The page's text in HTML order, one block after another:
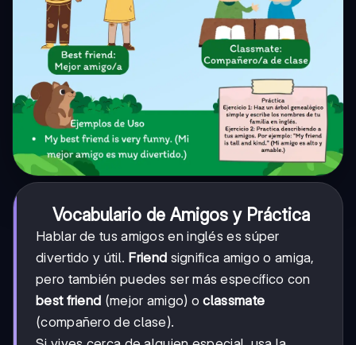
Vocabulario de Amigos y Práctica
Hablar de tus amigos en inglés es súper
divertido y útil. Friend significa amigo o amiga,
pero también puedes ser más específico con
best friend (mejor amigo) oclassmate
(compañero de clase).